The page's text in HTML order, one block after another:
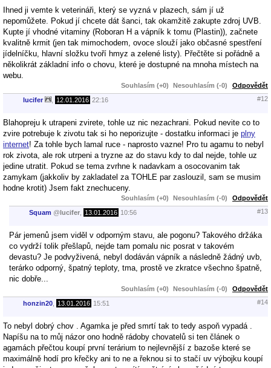
Ihned ji vemte k veterináři, který se vyzná v plazech, sám jí už
nepomůžete. Pokud jí chcete dát šanci, tak okamžitě zakupte zdroj UVB.
Kupte jí vhodné vitaminy (Roboran H a vápník k tomu (Plastin)), začnete
kvalitně krmit (jen tak mimochodem, ovoce slouží jako občasné spestření
jídelníčku, hlavní složku tvoří hmyz a zelené listy). Přečtěte si pořádně a
několikrát základní info o chovu, které je dostupné na mnoha místech na
webu.
Souhlasím (+0) Nesouhlasím (-0) Odpovědět
lucifer 12.01.2016 22:16 #12
Blahopreju k utrapeni zvirete, tohle uz nic nezachrani. Pokud nevite co to
zvire potrebuje k zivotu tak si ho neporizujte - dostatku informaci je plny
internet! Za tohle bych lamal ruce - naprosto vazne! Pro tu agamu to nebyl
rok zivota, ale rok utrpeni a tryzne az do stavu kdy to dal nejde, tohle uz
jedine utratit. Pokud se tema zvrhne k nadavkam a osocovanim tak
zamykam (jakkoliv by zakladatel za TOHLE par zaslouzil, sam se musim
hodne krotit) Jsem fakt znechuceny.
Souhlasím (+0) Nesouhlasím (-0) Odpovědět
Squam @ lucifer 13.01.2016 10:56 #13
Pár jemenů jsem viděl v odporným stavu, ale pogonu? Takového držáka
co vydrží tolik přešlapů, nejde tam pomalu nic posrat v takovém
devastu? Je podvyživená, nebyl dodáván vápník a následně žádný uvb,
terárko odporný, špatný teploty, tma, prostě ve zkratce všechno špatně,
nic dobře...
Souhlasím (+0) Nesouhlasím (-0) Odpovědět
honzin20 13.01.2016 15:51 #14
To nebyl dobrý chov . Agamka je před smrtí tak to tedy aspoň vypadá .
Napíšu na to můj názor ono hodně rádoby chovatelů si ten článek o
agamách přečtou koupí první terárium to nejlevnější z bazoše které se
maximálně hodí pro křečky ani to ne a řeknou si to stačí uv výbojku koupí